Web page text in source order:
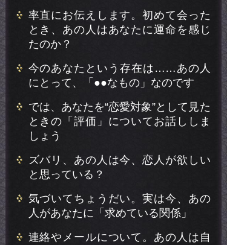
率直にお伝えします。初めて会った
とき、あの人はあなたに運命を感じ
たのか？
今のあなたという存在は……あの人
にとって、「●●なもの」なのです
では、あなたを“恋愛対象”として見た
ときの「評価」についてお話ししま
しょう
ズバリ、あの人は今、恋人が欲しい
と思っている？
気づいてちょうだい。実は今、あの
人があなたに「求めている関係」
連絡やメールについて。あの人は自